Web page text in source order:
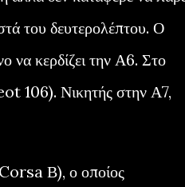
του δευτερολέπτου. Ο
να κερδίζει την Α6. Στο
106). Νικητής στην Α7,
Β), ο οποίος